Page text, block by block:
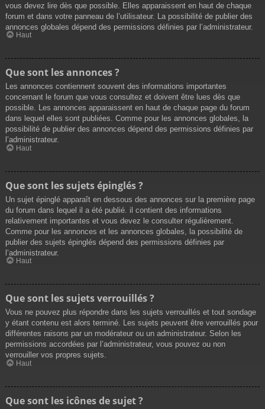
vous devez lire dès que possible. Elles apparaissent en haut de chaque
forum et dans votre panneau de l’utilisateur. La possibilité de publier des
annonces globales dépend des permissions définies par l’administrateur.
Haut
Que sont les annonces ?
Les annonces contiennent souvent des informations importantes
concernant le forum que vous consultez et doivent être lues dès que
possible. Les annonces apparaissent en haut de chaque page du forum
dans lequel elles sont publiées. Comme pour les annonces globales, la
possibilité de publier des annonces dépend des permissions définies par
l’administrateur.
Haut
Que sont les sujets épinglés ?
Un sujet épinglé apparaît en dessous des annonces sur la première page
du forum dans lequel il a été publié. il contient des informations
relativement importantes et vous devez le consulter régulièrement.
Comme pour les annonces et les annonces globales, la possibilité de
publier des sujets épinglés dépend des permissions définies par
l’administrateur.
Haut
Que sont les sujets verrouillés ?
Vous ne pouvez plus répondre dans les sujets verrouillés et tout sondage
y étant contenu est alors terminé. Les sujets peuvent être verrouillés pour
différentes raisons par un modérateur ou un administrateur. Selon les
permissions accordées par l’administrateur, vous pouvez ou non
verrouiller vos propres sujets.
Haut
Que sont les icônes de sujet ?